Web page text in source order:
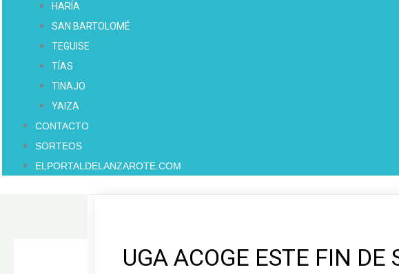
HARÍA
SAN BARTOLOMÉ
TEGUISE
TÍAS
TINAJO
YAIZA
CONTACTO
SORTEOS
ELPORTALDELANZAROTE.COM
UGA ACOGE ESTE FIN DE